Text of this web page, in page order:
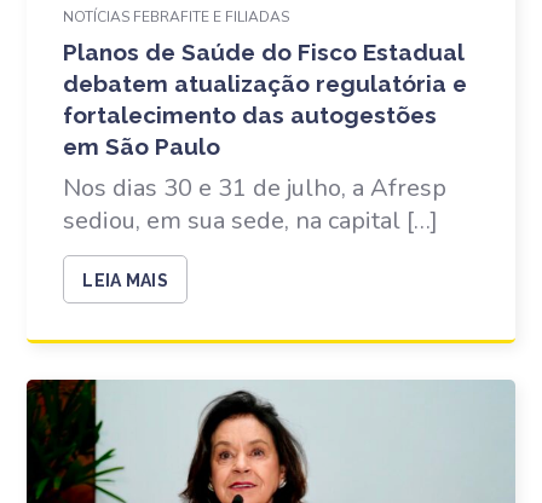
NOTÍCIAS FEBRAFITE E FILIADAS
Planos de Saúde do Fisco Estadual
debatem atualização regulatória e
fortalecimento das autogestões
em São Paulo
Nos dias 30 e 31 de julho, a Afresp
sediou, em sua sede, na capital […]
LEIA MAIS